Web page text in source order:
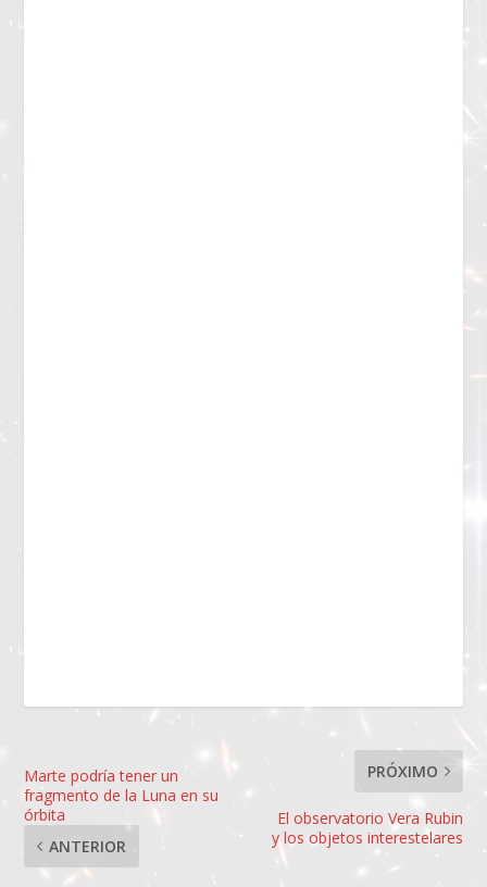
Marte podría tener un
fragmento de la Luna en su
órbita
ANTERIOR
PRÓXIMO
El observatorio Vera Rubin
y los objetos interestelares